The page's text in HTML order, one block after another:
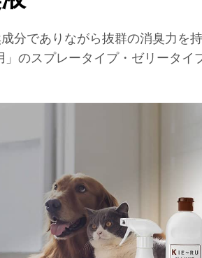
分でありながら抜群の消臭力を
のスプレータイプ・ゼリータイ